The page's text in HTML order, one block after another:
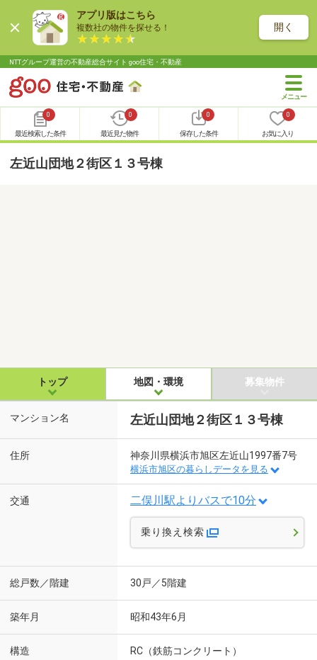
アプリ版はこちら
複数社の物件を探せる！ 開く
NTTグループ運営の不動産総合サイト goo住宅・不動産
0
最近検索した条件
0
最近見た物件
0
保存した条件
0
お気に入り
左近山団地２街区１３号棟
トップ 地図・環境 募集物件
マンション名 左近山団地２街区１３号棟
住所 神奈川県横浜市旭区左近山1997番7号
横浜市旭区の暮らしデータを見る
交通 二俣川駅よりバスで10分
乗り換え検索
総戸数／階建 30戸／5階建
築年月 昭和43年6月
構造 RC（鉄筋コンクリート）